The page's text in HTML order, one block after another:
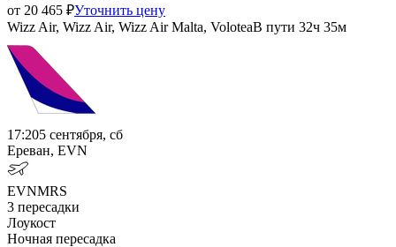
от 20 465 ₽Уточнить цену
Wizz Air, Wizz Air, Wizz Air Malta, VoloteaВ пути 32ч 35м
17:205 сентября, сб
Ереван, EVN
EVNMRS
3 пересадки
Лоукост
Ночная пересадка